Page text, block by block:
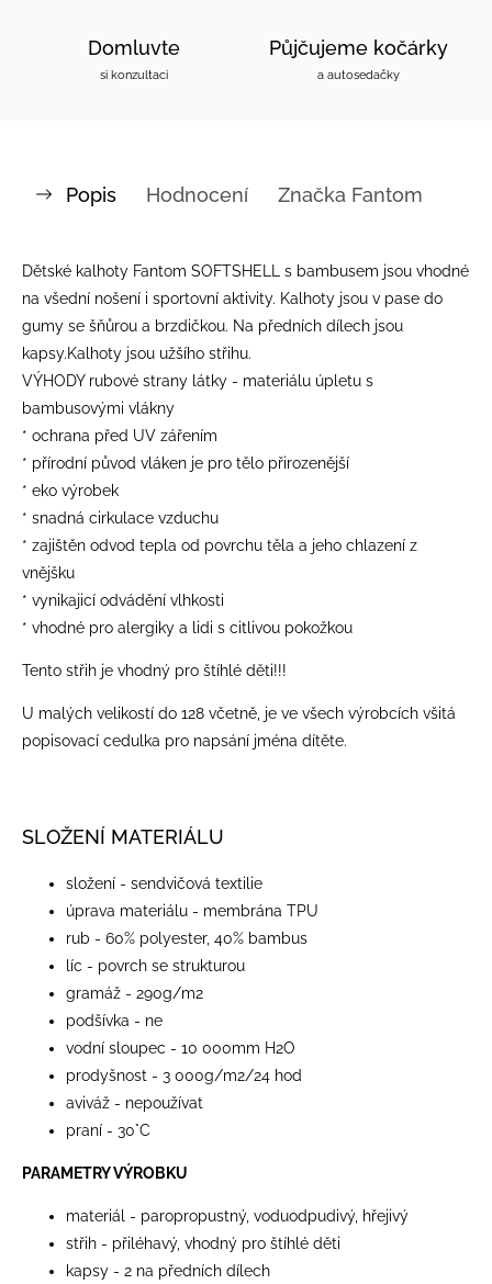
Domluvte
si konzultaci
Půjčujeme kočárky
a autosedačky
Popis Hodnocení Značka Fantom
Dětské kalhoty Fantom SOFTSHELL s bambusem jsou vhodné
na všední nošení i sportovní aktivity. Kalhoty jsou v pase do
gumy se šňůrou a brzdičkou. Na předních dílech jsou
kapsy.Kalhoty jsou užšího střihu.
VÝHODY rubové strany látky - materiálu úpletu s
bambusovými vlákny
* ochrana před UV zářením
* přírodní původ vláken je pro tělo přirozenější
* eko výrobek
* snadná cirkulace vzduchu
* zajištěn odvod tepla od povrchu těla a jeho chlazení z
vnějšku
* vynikajicí odvádění vlhkosti
* vhodné pro alergiky a lidi s citlivou pokožkou
Tento střih je vhodný pro štíhlé děti!!!
​U malých velikostí do 128 včetně, je ve všech výrobcích všitá
popisovací cedulka pro napsání jména dítěte.
SLOŽENÍ MATERIÁLU
složení - sendvičová textilie
úprava materiálu - membrána TPU
rub - 60% polyester, 40% bambus
líc - povrch se strukturou
gramáž - 290g/m2
podšívka - ne
vodní sloupec - 10 000mm H2O
prodyšnost - 3 000g/m2/24 hod
aviváž - nepoužívat
praní - 30°C
PARAMETRY VÝROBKU
materiál - paropropustný, voduodpudivý, hřejivý
střih - přiléhavý, vhodný pro štíhlé děti
kapsy - 2 na předních dílech